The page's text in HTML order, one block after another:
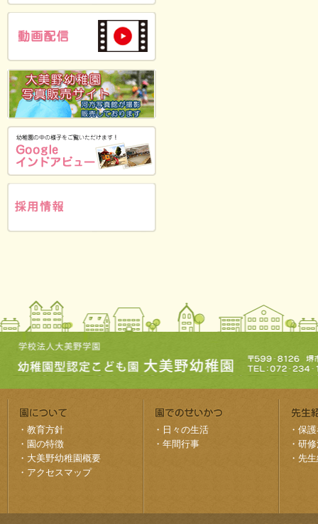
・ 教育方針
・ 園の特徴
・ 大美野幼稚園概要
・ アクセスマップ
・ 日々の生活
・ 年間行事
・ 保
・ 研
・ 先